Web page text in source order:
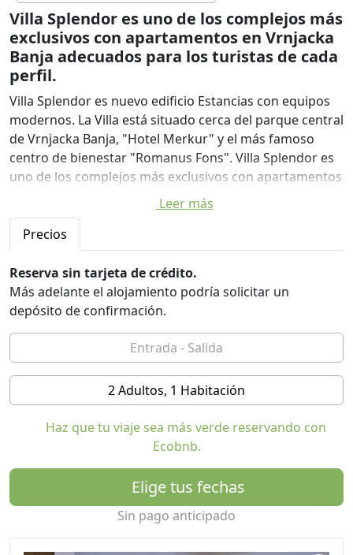
Villa Splendor es uno de los complejos más
exclusivos con apartamentos en Vrnjacka
Banja adecuados para los turistas de cada
perfil.
Villa Splendor es nuevo edificio Estancias con equipos
modernos. La Villa está situado cerca del parque central
de Vrnjacka Banja, "Hotel Merkur" y el más famoso
centro de bienestar "Romanus Fons". Villa Splendor es
uno de los complejos más exclusivos con apartamentos
con capacidad para un alojamiento de cualquier tipo de
turistas.
Leer más
Precios
Reserva sin tarjeta de crédito.
Más adelante el alojamiento podría solicitar un
depósito de confirmación.
2 Adultos, 1 Habitación
Haz que tu viaje sea más verde reservando con
Ecobnb.
Elige tus fechas
Sin pago anticipado